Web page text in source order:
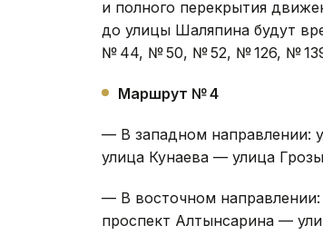
и полного перекрытия
до улицы Шаляпина будут
№ 44, № 50, № 52, № 126, №
Маршрут № 4
— В западном направлении:
улица Кунаева — улица
— В восточном
проспект Алтынсарина —